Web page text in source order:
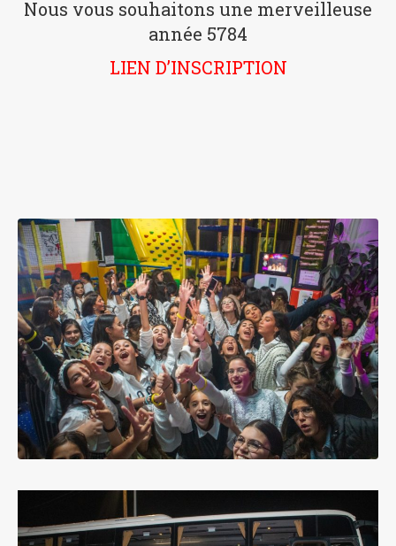
Nous vous souhaitons une merveilleuse
année 5784
LIEN D’INSCRIPTION